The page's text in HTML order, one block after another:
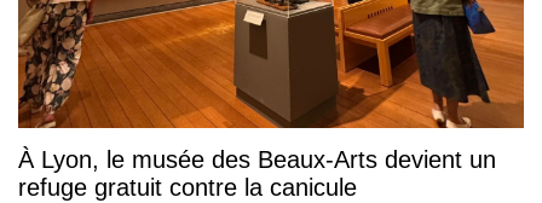
À Lyon, le musée des Beaux-Arts devient un
refuge gratuit contre la canicule